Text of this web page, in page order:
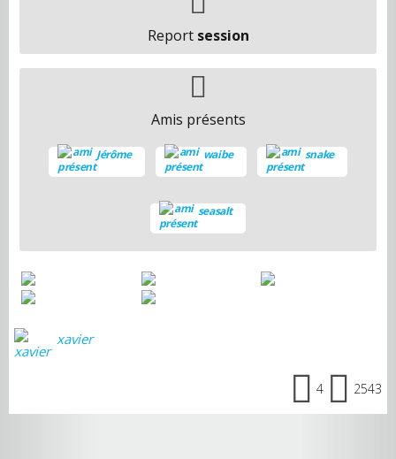
Report session
Amis présents
Jérôme waibe snake
seasalt
xavier
4 2543